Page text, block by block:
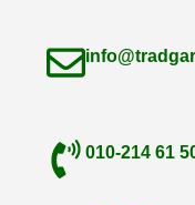
010-214 61